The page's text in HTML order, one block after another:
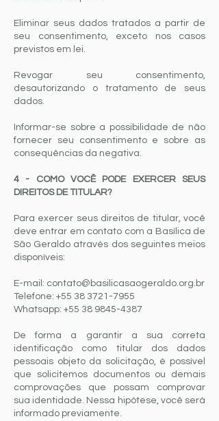
Eliminar seus dados tratados a partir de
seu consentimento, exceto nos casos
previstos em lei.
Revogar seu consentimento,
desautorizando o tratamento de seus
dados.
Informar-se sobre a possibilidade de não
fornecer seu consentimento e sobre as
consequências da negativa.
4 - COMO VOCÊ PODE EXERCER SEUS
DIREITOS DE TITULAR?
Para exercer seus direitos de titular, você
deve entrar em contato com a Basílica de
São Geraldo através dos seguintes meios
disponíveis:
E-mail: contato@basilicasaogeraldo.org.br
Telefone: +55 38 3721-7955
Whatsapp: +55 38 9845-4387
De forma a garantir a sua correta
identificação como titular dos dados
pessoais objeto da solicitação, é possível
que solicitemos documentos ou demais
comprovações que possam comprovar
sua identidade. Nessa hipótese, você será
informado previamente.